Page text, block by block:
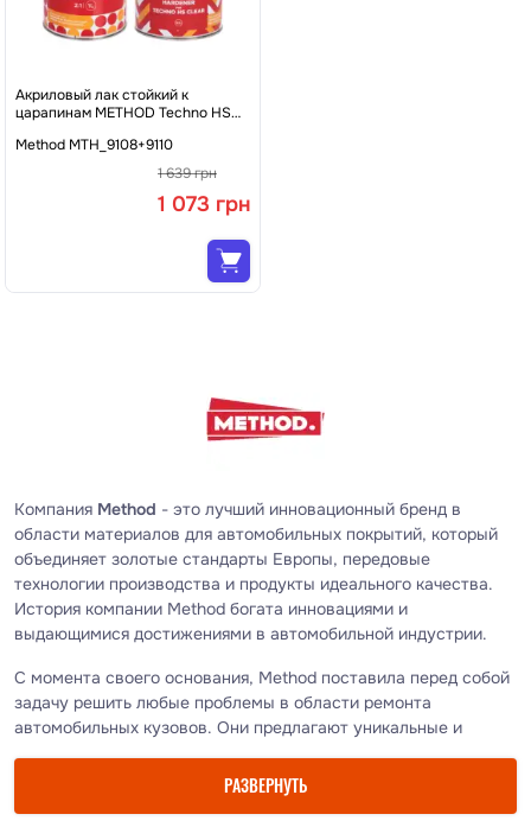
Акриловый лак стойкий к
царапинам METHOD Techno HS
Method MTH_9108+9110
1 639 грн
1 073 грн
Компания Method - это лучший инновационный бренд в
области материалов для автомобильных покрытий, который
объединяет золотые стандарты Европы, передовые
технологии производства и продукты идеального качества.
История компании Method богата инновациями и
выдающимися достижениями в автомобильной индустрии.
С момента своего основания, Method поставила перед собой
задачу решить любые проблемы в области ремонта
автомобильных кузовов. Они предлагают уникальные и
качества, при этом минимизируя финансовые затраты.
Инновации и качество - это ключевые ценности, которые
РАЗВЕРНУТЬ